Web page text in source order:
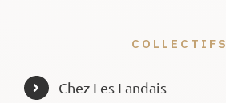
COLLECTIFS
Chez Les Landais